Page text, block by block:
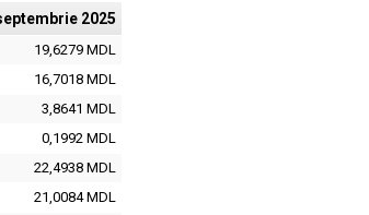
2025
19,6279 MDL
16,7018 MDL
3,8641 MDL
0,1992 MDL
22,4938 MDL
21,0084 MDL